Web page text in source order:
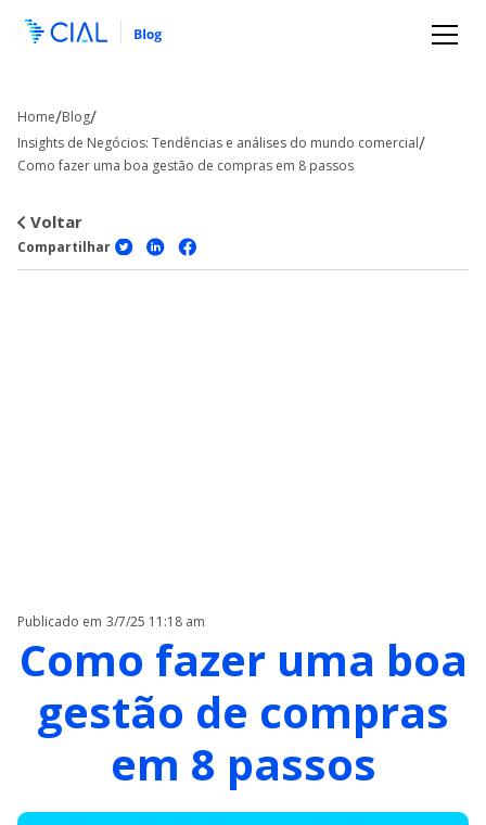
Home/Blog/
Insights de Negócios: Tendências e análises do mundo comercial/
Como fazer uma boa gestão de compras em 8 passos
Voltar
Compartilhar
Publicado em 3/7/25 11:18 am
Como fazer uma boa
gestão de compras
em 8 passos